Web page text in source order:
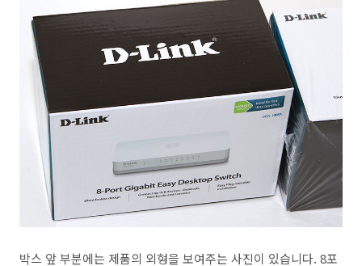
박스 앞 부분에는 제품의 외형을 보여주는 사진이 있습니다. 8포